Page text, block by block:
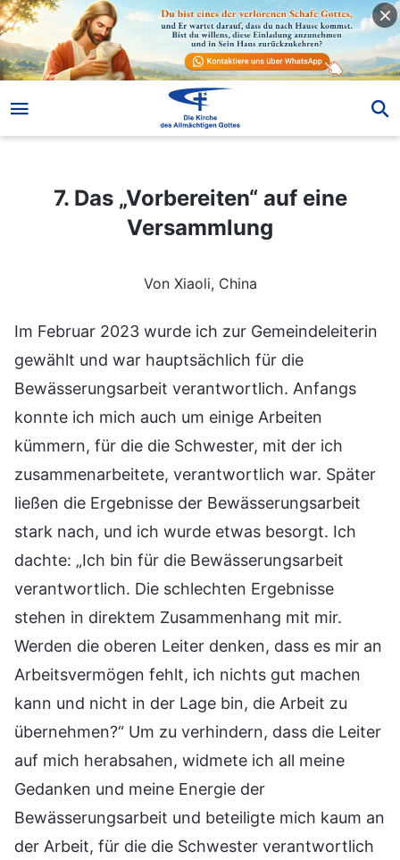
7. Das „Vorbereiten“ auf eine Versammlung
7. Das „Vorbereiten“ auf eine
Versammlung
Von Xiaoli, China
Im Februar 2023 wurde ich zur Gemeindeleiterin
gewählt und war hauptsächlich für die
Bewässerungsarbeit verantwortlich. Anfangs
konnte ich mich auch um einige Arbeiten
kümmern, für die die Schwester, mit der ich
zusammenarbeitete, verantwortlich war. Später
ließen die Ergebnisse der Bewässerungsarbeit
stark nach, und ich wurde etwas besorgt. Ich
dachte: „Ich bin für die Bewässerungsarbeit
verantwortlich. Die schlechten Ergebnisse
stehen in direktem Zusammenhang mit mir.
Werden die oberen Leiter denken, dass es mir an
Arbeitsvermögen fehlt, ich nichts gut machen
kann und nicht in der Lage bin, die Arbeit zu
übernehmen?“ Um zu verhindern, dass die Leiter
auf mich herabsahen, widmete ich all meine
Gedanken und meine Energie der
Bewässerungsarbeit und beteiligte mich kaum an
der Arbeit, für die die Schwester verantwortlich